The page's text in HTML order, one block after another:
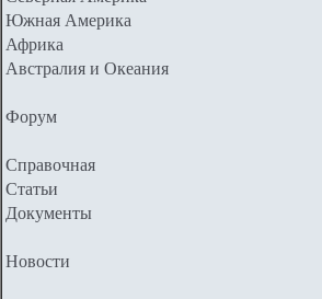
Южная Америка
Африка
Австралия и Океания
Форум
Справочная
Статьи
Документы
Новости